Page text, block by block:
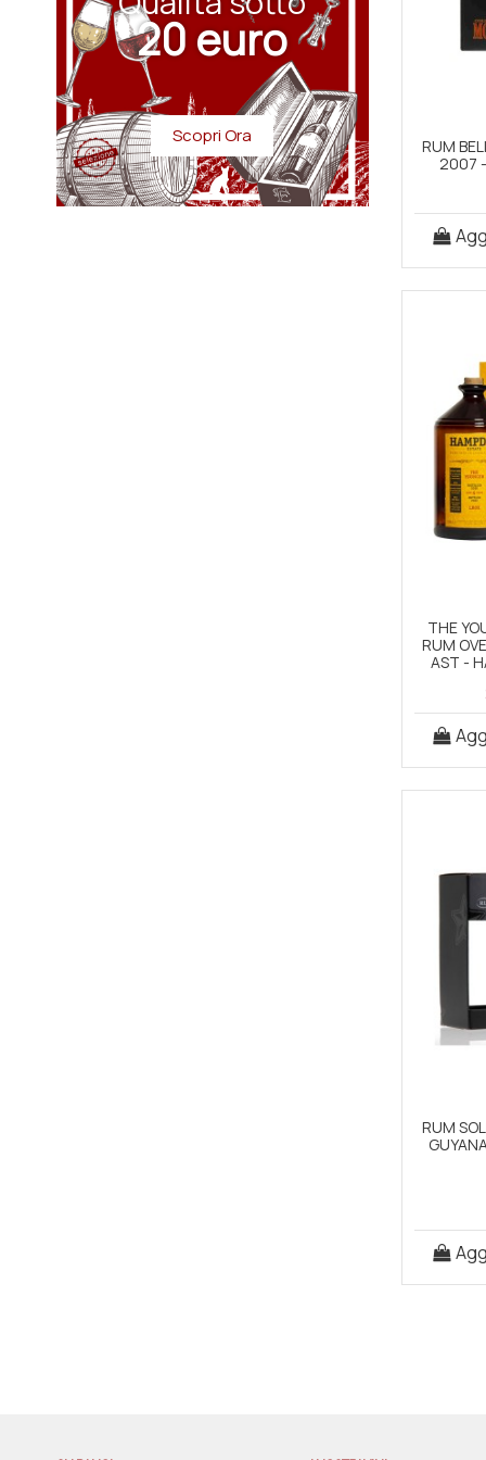
RUM
2007
THE
RUM
AST -
RUM
64°
20 euro
Scopri Ora